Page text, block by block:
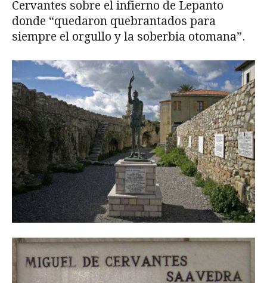
Cervantes sobre el infierno de Lepanto
donde “quedaron quebrantados para
siempre el orgullo y la soberbia otomana”.